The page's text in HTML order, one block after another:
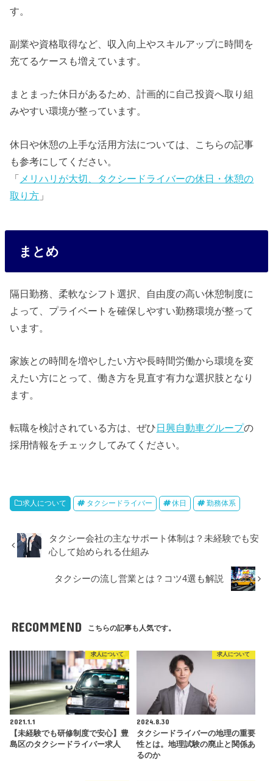
す。
副業や資格取得など、収入向上やスキルアップに時間を
充てるケースも増えています。
まとまった休日があるため、計画的に自己投資へ取り組
みやすい環境が整っています。
休日や休憩の上手な活用方法については、こちらの記事
も参考にしてください。
「 メリハリが大切、タクシードライバーの休日・休憩の
取り方 」
まとめ
隔日勤務、柔軟なシフト選択、自由度の高い休憩制度に
よって、プライベートを確保しやすい勤務環境が整って
います。
家族との時間を増やしたい方や長時間労働から環境を変
えたい方にとって、働き方を見直す有力な選択肢となり
ます。
転職を検討されている方は、ぜひ 日興自動車グループの
採用情報をチェックしてみてください。
求人について タクシードライバー 休日 勤務体系
タクシー会社の主なサポート体制は？未経験でも安
心して始められる仕組み
タクシーの流し営業とは？コツ4選も解説
RECOMMEND こちらの記事も人気です。
求人について
2021.1.1
【未経験でも研修制度で安心】豊
島区のタクシードライバー求人
求人について
2024.8.30
タクシードライバーの地理の重要
性とは。地理試験の廃止と関係あ
るのか